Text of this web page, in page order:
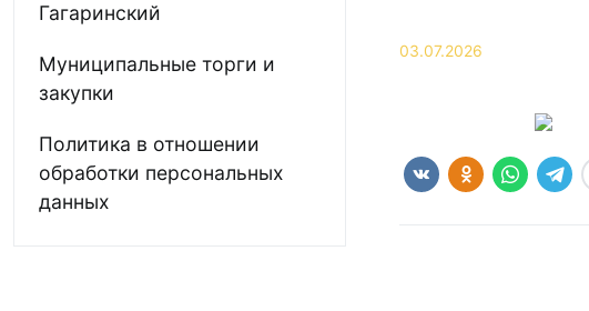
Гагаринский
Муниципальные торги и
закупки
Политика в отношении
обработки персональных
данных
03.07.2026